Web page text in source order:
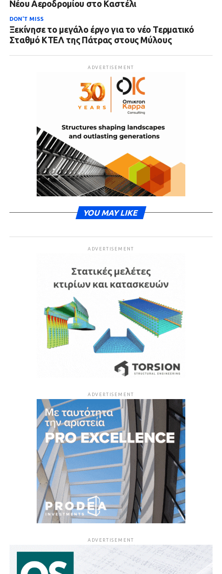
Νέου Αεροδρομίου στο Καστέλι
DON'T MISS
Ξεκίνησε το μεγάλο έργο για το νέο Τερματικό
Σταθμό ΚΤΕΛ της Πάτρας στους Μύλους
ADVERTISEMENT
YOU MAY LIKE
ADVERTISEMENT
ADVERTISEMENT
ADVERTISEMENT